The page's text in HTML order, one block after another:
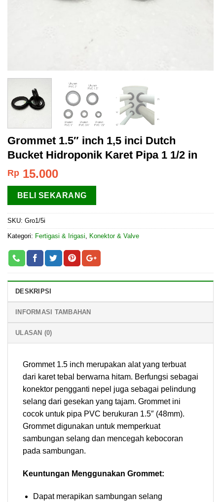
Grommet 1.5″ inch 1,5 inci Dutch
Bucket Hidroponik Karet Pipa 1 1/2 in
Rp 15.000
BELI SEKARANG
SKU: Gro1/5i
Kategori: Fertigasi & Irigasi Konektor & Valve
DESKRIPSI
INFORMASI TAMBAHAN
ULASAN (0)
Grommet 1.5 inch merupakan alat yang terbuat
dari karet tebal berwarna hitam. Berfungsi sebagai
konektor pengganti nepel juga sebagai pelindung
selang dari gesekan yang tajam. Grommet ini
cocok untuk pipa PVC berukuran 1.5″ (48mm).
Grommet digunakan untuk memperkuat
sambungan selang dan mencegah kebocoran
pada sambungan.
Keuntungan Menggunakan Grommet:
Dapat merapikan sambungan selang